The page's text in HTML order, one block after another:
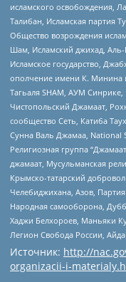
исламского освобождения,
Талибан, Исламская партия
Общество возрождения
Шам, Исламский джихад, Аль-
Исламское государство,
ополчение имени К. Минина
Тагьаля SHAM, АУМ
Чистопольский Джамаат,
сообщество Сеть, Катиба
Сунна Валь Джамаа, National
Религиозная группа
джамаат, Мусульманская
Крымско-татарский
Челебиджихана, Азов,
Народная самооборона,
Хаджи Белхороев, Маньяки
Легион Свобода России,
Источник: http://
organizacii-i-